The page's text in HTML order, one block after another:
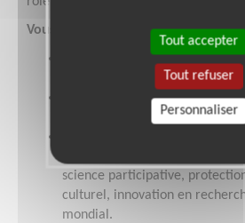
Vous souhaitez
Intégrer une équipe de
dans un contexte de convivialité.
Découvrir une autre façon de
développer des réseaux
contribuer à des valeurs
science participative,
culturel, innovation en
mondial.
Tout accepter
Tout refuser
Personnaliser